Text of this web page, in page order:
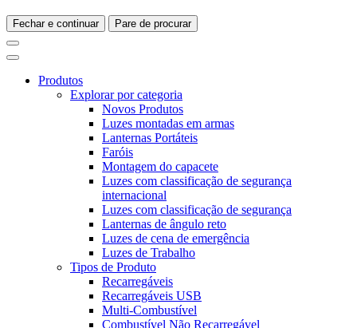
Fechar e continuar Pare de procurar
Produtos
Explorar por categoria
Novos Produtos
Luzes montadas em armas
Lanternas Portáteis
Faróis
Montagem do capacete
Luzes com classificação de segurança
internacional
Luzes com classificação de segurança
Lanternas de ângulo reto
Luzes de cena de emergência
Luzes de Trabalho
Tipos de Produto
Recarregáveis
Recarregáveis USB
Multi-Combustível
Combustível Não Recarregável